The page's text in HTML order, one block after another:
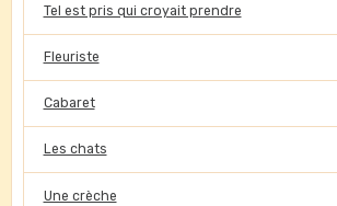
Tel est pris qui croyait prendre
Fleuriste
Cabaret
Les chats
Une crèche